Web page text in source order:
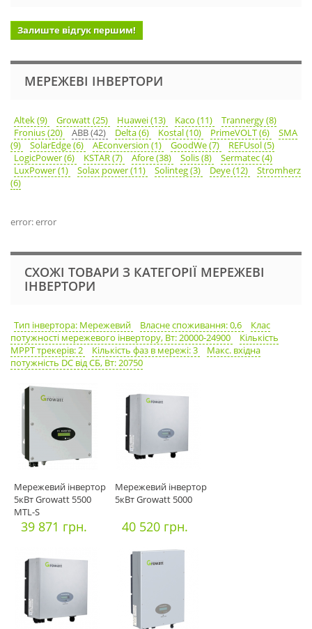
Залиште відгук першим!
МЕРЕЖЕВІ ІНВЕРТОРИ
Altek (9) Growatt (25) Huawei (13) Kaco (11)
Trannergy (8)
Fronius (20)
ABB (42) Delta (6) Kostal (10) PrimeVOLT (6)
SMA
(9)
SolarEdge (6) AEconversion (1) GoodWe (7)
REFUsol (5)
LogicPower (6)
KSTAR (7) Afore (38) Solis (8)
Sermatec (4)
LuxPower (1)
Solax power (11) Solinteg (3) Deye (12)
Stromherz
(6)
error: error
СХОЖІ ТОВАРИ З КАТЕГОРІЇ МЕРЕЖЕВІ
ІНВЕРТОРИ
Тип інвертора: Мережевий Власне споживання: 0,6
Клас
потужності мережевого інвертору, Вт: 20000-24900
Кількість
MPPT трекерів: 2
Кількість фаз в мережі: 3
Макс. вхідна
потужність DC від СБ, Вт: 20750
Мережевий інвертор
5кВт Growatt 5500
MTL-S
39 871 грн.
Мережевий інвертор
5кВт Growatt 5000
40 520 грн.